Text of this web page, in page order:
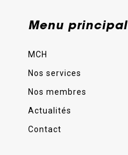
Menu principal
MCH
Nos services
Nos membres
Actualités
Contact